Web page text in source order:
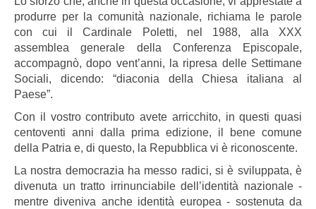
produrre per la comunità nazionale, richiama le parole
con cui il Cardinale Poletti, nel 1988, alla XXX
assemblea generale della Conferenza Episcopale,
accompagnò, dopo vent’anni, la ripresa delle Settimane
Sociali, dicendo: “diaconia della Chiesa italiana al
Paese”.
Con il vostro contributo avete arricchito, in questi quasi
centoventi anni dalla prima edizione, il bene comune
della Patria e, di questo, la Repubblica vi è riconoscente.
La nostra democrazia ha messo radici, si è sviluppata, è
divenuta un tratto irrinunciabile dell’identità nazionale -
mentre diveniva anche identità europea - sostenuta da